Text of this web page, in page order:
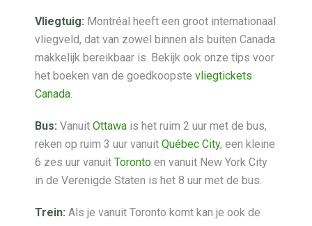
Vliegtuig: Montréal heeft een groot internationaal
vliegveld, dat van zowel binnen als buiten Canada
makkelijk bereikbaar is. Bekijk ook onze tips voor
het boeken van de goedkoopste vliegtickets
Canada.
Bus: Vanuit Ottawa is het ruim 2 uur met de bus,
reken op ruim 3 uur vanuit Québec City, een kleine
6 zes uur vanuit Toronto en vanuit New York City
in de Verenigde Staten is het 8 uur met de bus.
Trein: Als je vanuit Toronto komt kan je ook de